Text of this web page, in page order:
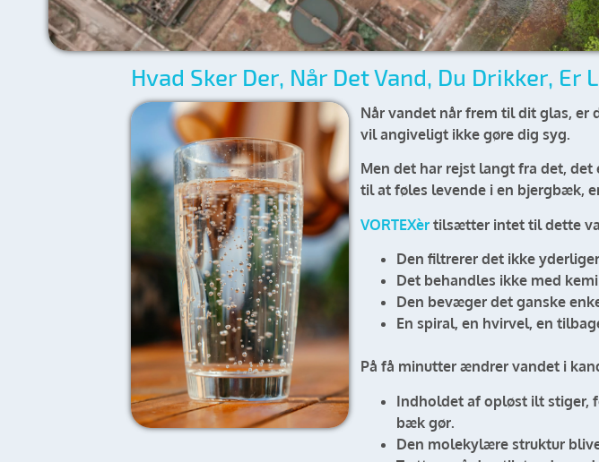
Hvad Sker Der, Når Det Vand, Du Drikker,
Når vandet når frem til dit glas, er
vil angiveligt ikke gøre dig syg.
Men det har rejst langt fra det,
til at føles levende i en bjergbæk,
VORTEXèr tilsætter intet til dette
Den filtrerer det ikke
Det behandles ikke med
Den bevæger det ganske
En spiral, en hvirvel, en
På få minutter ændrer vandet i
Indholdet af opløst ilt stiger,
bæk gør.
Den molekylære struktur